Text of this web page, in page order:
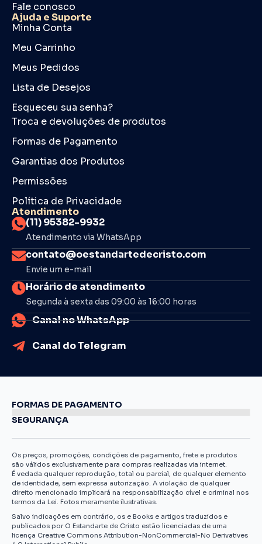
Fale conosco
Ajuda e Suporte
Minha Conta
Meu Carrinho
Meus Pedidos
Lista de Desejos
Esqueceu sua senha?
Troca e devoluções de produtos
Formas de Pagamento
Garantias dos Produtos
Permissões
Política de Privacidade
Atendimento
(11) 95382-9932
Atendimento via WhatsApp
contato@oestandartedecristo.com
Envie um e-mail
Horário de atendimento
Segunda à sexta das 09:00 às 16:00 horas
Canal no WhatsApp
Canal do Telegram
FORMAS DE PAGAMENTO
SEGURANÇA
Os preços, promoções, condições de pagamento, frete e produtos
são válidos exclusivamente para compras realizadas via internet.
É vedada qualquer reprodução, total ou parcial, de qualquer elemento
de identidade, sem expressa autorização. A violação de qualquer
direito mencionado implicará na responsabilização cível e criminal nos
termos da Lei. Fotos meramente ilustrativas.
Salvo indicações em contrário, os e Books e artigos traduzidos e
publicados por O Estandarte de Cristo estão licenciadas de uma
licença Creative Commons Attribution-NonCommercial-No Derivatives